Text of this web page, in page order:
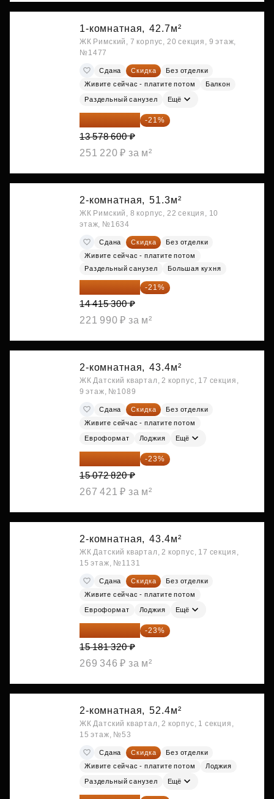
1-комнатная, 42.7м²
ЖК Римский, 7 корпус, 20 секция, 9 этаж,
№1477
Сдана Скидка
Без отделки
Живите сейчас - платите потом
Балкон
Раздельный санузел Ещё
10 727 094 ₽ -21%
13 578 600 ₽
251 220 ₽ за м²
2-комнатная, 51.3м²
ЖК Римский, 8 корпус, 22 секция, 10
этаж, №1634
Сдана Скидка
Без отделки
Живите сейчас - платите потом
Раздельный санузел
Большая кухня
11 388 087 ₽ -21%
14 415 300 ₽
221 990 ₽ за м²
2-комнатная, 43.4м²
ЖК Датский квартал, 2 корпус, 17 секция,
9 этаж, №1089
Сдана Скидка
Без отделки
Живите сейчас - платите потом
Евроформат Лоджия Ещё
11 606 071 ₽ -23%
15 072 820 ₽
267 421 ₽ за м²
2-комнатная, 43.4м²
ЖК Датский квартал, 2 корпус, 17 секция,
15 этаж, №1131
Сдана Скидка
Без отделки
Живите сейчас - платите потом
Евроформат Лоджия Ещё
11 689 616 ₽ -23%
15 181 320 ₽
269 346 ₽ за м²
2-комнатная, 52.4м²
ЖК Датский квартал, 2 корпус, 1 секция,
15 этаж, №53
Сдана Скидка
Без отделки
Живите сейчас - платите потом
Лоджия
Раздельный санузел Ещё